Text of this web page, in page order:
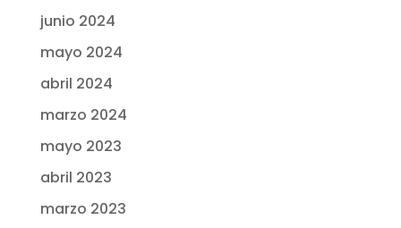
junio 2024
mayo 2024
abril 2024
marzo 2024
mayo 2023
abril 2023
marzo 2023